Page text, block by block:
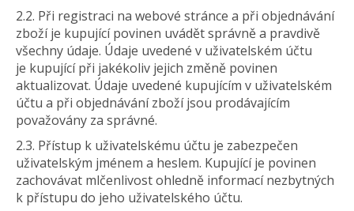
2.2. Při registraci na webové stránce a při objednávání
zboží je kupující povinen uvádět správně a pravdivě
všechny údaje. Údaje uvedené v uživatelském účtu
je kupující při jakékoliv jejich změně povinen
aktualizovat. Údaje uvedené kupujícím v uživatelském
účtu a při objednávání zboží jsou prodávajícím
považovány za správné.
2.3. Přístup k uživatelskému účtu je zabezpečen
uživatelským jménem a heslem. Kupující je povinen
zachovávat mlčenlivost ohledně informací nezbytných
k přístupu do jeho uživatelského účtu.